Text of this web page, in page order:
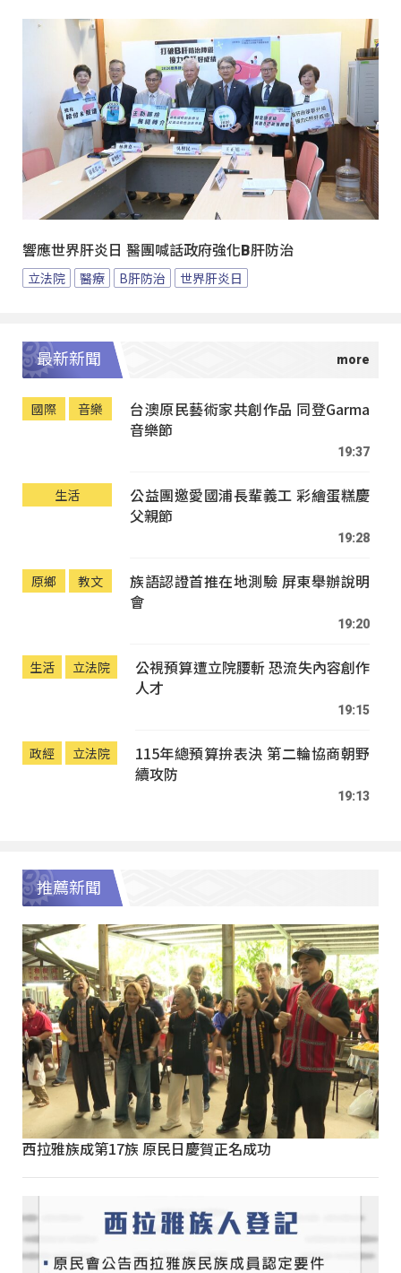
響應世界肝炎日 醫團喊話政府強化B肝防治
立法院 醫療 B肝防治 世界肝炎日
最新新聞
國際 音樂
台澳原民藝術家共創作品 同登Garma
音樂節
19:37
生活
公益團邀愛國浦長輩義工 彩繪蛋糕慶
父親節
19:28
原鄉 教文
族語認證首推在地測驗 屏東舉辦說明
會
19:20
生活 立法院
公視預算遭立院腰斬 恐流失內容創作
人才
19:15
政經 立法院
115年總預算拚表決 第二輪協商朝野
續攻防
19:13
推薦新聞
西拉雅族成第17族 原民日慶賀正名成功